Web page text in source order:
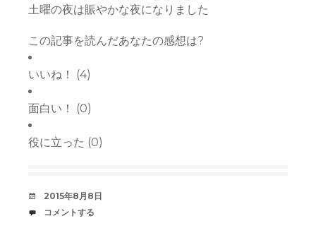
土曜の夜は賑やかな夜になりました
この記事を読んだあなたの感想は?
いいね！ (4)
面白い！ (0)
役に立った (0)
デ
ー
2015年8月8日
コ
コメントする